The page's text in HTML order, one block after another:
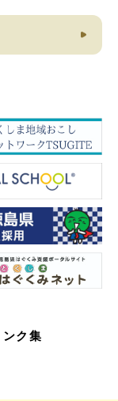
ンク集